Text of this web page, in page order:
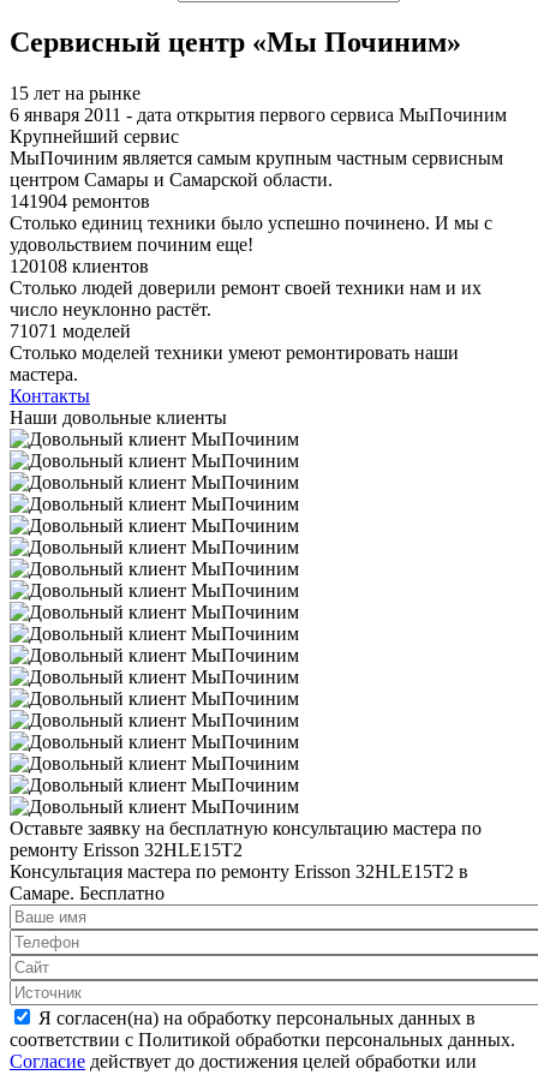
Сервисный центр «Мы Починим»
15 лет на рынке
6 января 2011 - дата открытия первого сервиса МыПочиним
Крупнейший сервис
МыПочиним является самым крупным частным сервисным
центром Самары и Самарской области.
141904 ремонтов
Столько единиц техники было успешно починено. И мы с
удовольствием починим еще!
120108 клиентов
Столько людей доверили ремонт своей техники нам и их
число неуклонно растёт.
71071 моделей
Столько моделей техники умеют ремонтировать наши
мастера.
Контакты
Наши довольные клиенты
Оставьте заявку на бесплатную консультацию мастера по
ремонту Erisson 32HLE15T2
Консультация мастера по ремонту Erisson 32HLE15T2 в
Самаре. Бесплатно
Я согласен(на) на обработку персональных данных в
соответствии с Политикой обработки персональных данных.
Согласие действует до достижения целей обработки или